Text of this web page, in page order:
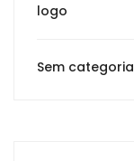
logo
Sem categoria